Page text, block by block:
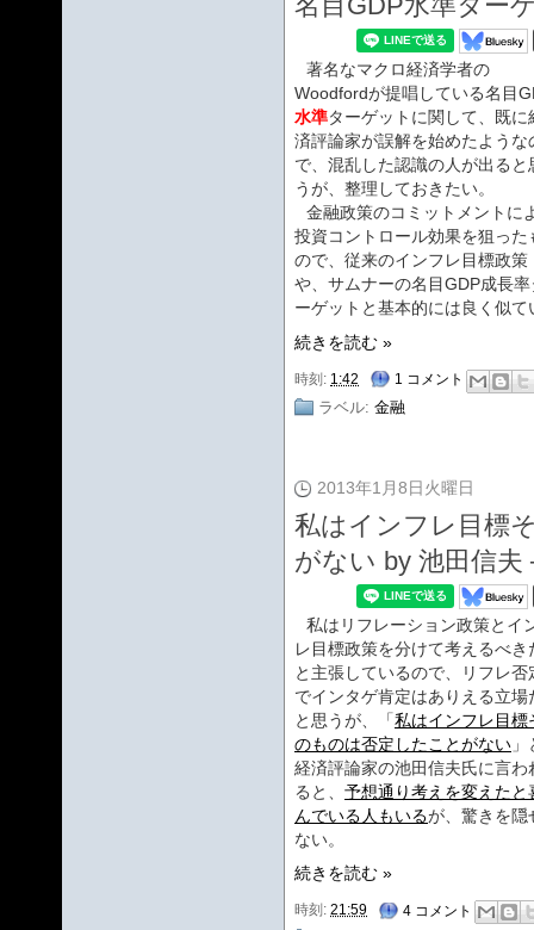
著名なマクロ経済学者の
Woodfordが提唱している名目
水準ターゲットに関して、既に
済評論家が誤解を始めたような
で、混乱した認識の人が出ると
うが、整理しておきたい。
金融政策のコミットメントに
投資コントロール効果を狙った
ので、従来のインフレ目標政策
や、サムナーの名目GDP成長率
ーゲットと基本的には良く似て
続きを読む »
時刻: 1:42 1 コメント
ラベル: 金融
2013年1月8日火曜日
私はインフレ目標
がない by 池田信夫
私はリフレーション政策とイ
レ目標政策を分けて考えるべき
と主張しているので、リフレ否
でインタゲ肯定はありえる立場
と思うが、「私はインフレ目標
のものは否定したことがない 」
経済評論家の池田信夫氏に言わ
ると、 予想通り考えを変えたと
んでいる人もいるが、驚きを隠
ない。
続きを読む »
時刻: 21:59 4 コメント